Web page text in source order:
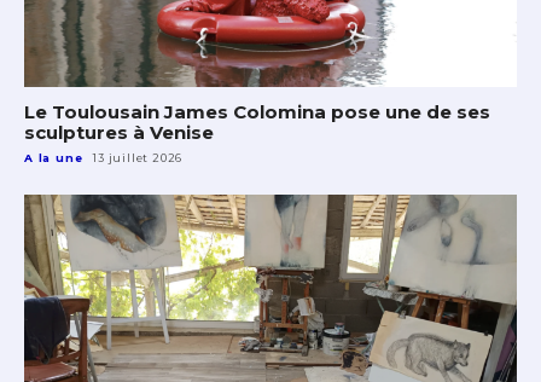
Le Toulousain James Colomina pose une de ses
sculptures à Venise
A la une 13 juillet 2026